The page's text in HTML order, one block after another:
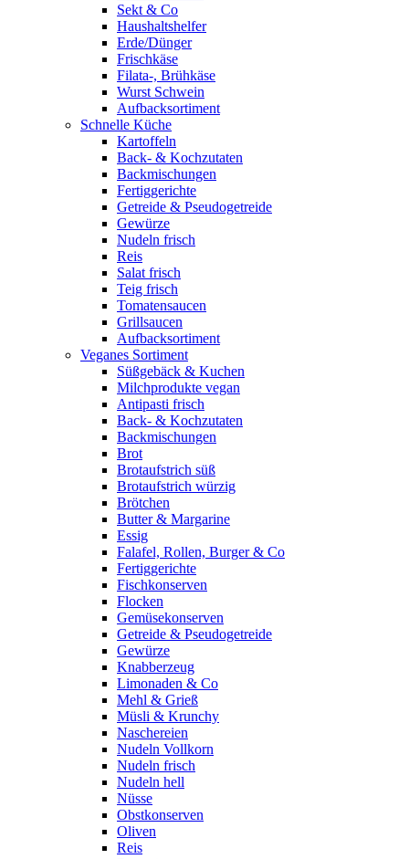
Sekt & Co
Haushaltshelfer
Erde/Dünger
Frischkäse
Filata-, Brühkäse
Wurst Schwein
Aufbacksortiment
Schnelle Küche
Kartoffeln
Back- & Kochzutaten
Backmischungen
Fertiggerichte
Getreide & Pseudogetreide
Gewürze
Nudeln frisch
Reis
Salat frisch
Teig frisch
Tomatensaucen
Grillsaucen
Aufbacksortiment
Veganes Sortiment
Süßgebäck & Kuchen
Milchprodukte vegan
Antipasti frisch
Back- & Kochzutaten
Backmischungen
Brot
Brotaufstrich süß
Brotaufstrich würzig
Brötchen
Butter & Margarine
Essig
Falafel, Rollen, Burger & Co
Fertiggerichte
Fischkonserven
Flocken
Gemüsekonserven
Getreide & Pseudogetreide
Gewürze
Knabberzeug
Limonaden & Co
Mehl & Grieß
Müsli & Krunchy
Naschereien
Nudeln Vollkorn
Nudeln frisch
Nudeln hell
Nüsse
Obstkonserven
Oliven
Reis